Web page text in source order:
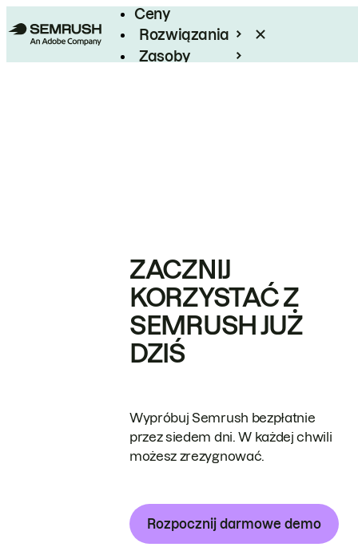
Ceny
Rozwiązania
Zasoby
ZACZNIJ
KORZYSTAĆ Z
SEMRUSH JUŻ
DZIŚ
Wypróbuj Semrush bezpłatnie
przez siedem dni. W każdej chwili
możesz zrezygnować.
Rozpocznij darmowe demo